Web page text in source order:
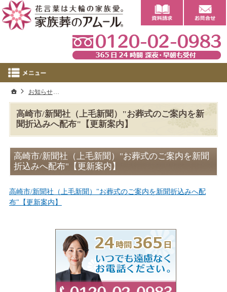
高崎市/新聞社（上毛新聞）"お葬式のご案内を新
聞折込みへ配布"【更新案内】
高崎市/新聞社（上毛新聞）"お葬式のご案内を新聞
折込みへ配布"【更新案内】
高崎市/新聞社（上毛新聞）"お葬式のご案内を新聞折込みへ配
布"【更新案内】
ホーム
お知らせ